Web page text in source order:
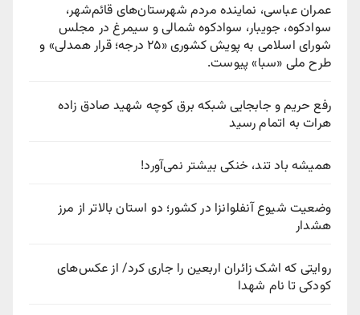
عمران عباسی، نماینده مردم شهرستان‌های قائم‌شهر،
سوادكوه، جویبار، سوادكوه شمالی و سیمرغ در مجلس
شورای اسلامی به پویش كشوری «۲۵ درجه؛ قرار همدلی» و
طرح ملی «سبا» پیوست.
رفع حریم و جابجایی شبکه برق کوچه شهید صادق زاده
هرات به اتمام رسید
همیشه باد تند، خنکی بیشتر نمی‌آورد!
وضعیت شیوع آنفلوانزا در کشور؛ دو استان بالاتر از مرز
هشدار
روایتی که اشک زائران اربعین را جاری کرد/ از عکس‌های
کودکی تا نام شهدا